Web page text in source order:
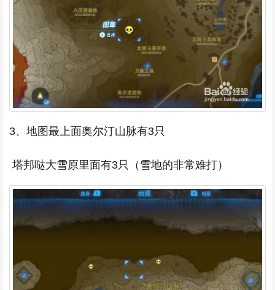
3、地图最上面奥尔汀山脉有3只
塔邦哒大雪原里面有3只（雪地的非常难打）